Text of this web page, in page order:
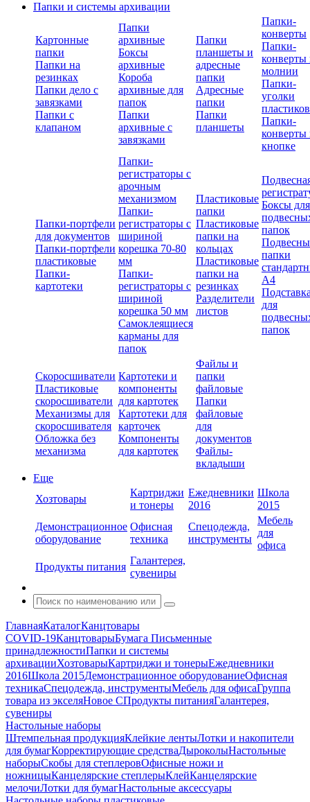
Папки и системы архивации
Картонные
папки
Папки на
резинках
Папки дело с
завязками
Папки с
клапаном
Папки
архивные
Боксы
архивные
Короба
архивные для
папок
Папки
архивные с
завязками
Папки
планшеты и
адресные
папки
Адресные
папки
Папки
планшеты
Папки-
конверты
Папки-
конверты
молнии
Папки-
уголки
Папки-
конверты
кнопке
Папки-портфели
для документов
Папки-портфели
пластиковые
Папки-
картотеки
Папки-
регистраторы с
арочным
механизмом
Папки-
регистраторы с
шириной
корешка 70-80
мм
Папки-
регистраторы с
шириной
корешка 50 мм
Самоклеящиеся
карманы для
папок
Пластиковые
папки
Пластиковые
папки на
кольцах
Пластиковые
папки на
резинках
Разделители
листов
Боксы для
папок
папки
А4
для
папок
Скоросшиватели
Пластиковые
скоросшиватели
Механизмы для
скоросшивателя
Обложка без
механизма
Картотеки и
компоненты
для картотек
Картотеки для
карточек
Компоненты
для картотек
Файлы и
папки
файловые
Папки
файловые
для
документов
Файлы-
вкладыши
Еще
Хозтовары
Картриджи
и тонеры
Ежедневники
2016
Школа
2015
Демонстрационное
оборудование
Офисная
техника
Спецодежда,
инструменты
Мебель
для
офиса
Продукты питания
Галантерея,
сувениры
ГлавнаяКаталогКанцтовары
COVID-19КанцтоварыБумага Письменные
принадлежностиПапки и системы
архивацииХозтоварыКартриджи и тонерыЕжедневники
2016Школа 2015Демонстрационное оборудованиеОфисная
техникаСпецодежда, инструментыМебель для офисаГруппа
товара из экселяНовое СПродукты питанияГалантерея,
сувениры
Настольные наборы
Штемпельная продукцияКлейкие лентыЛотки и накопители
для бумагКорректирующие средстваДыроколыНастольные
наборыСкобы для степлеровОфисные ножи и
ножницыКанцелярские степлерыКлейКанцелярские
мелочиЛотки для бумагНастольные аксессуары